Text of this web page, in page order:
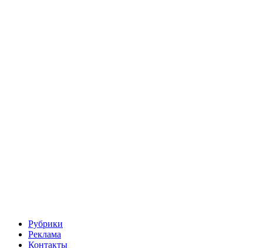
Рубрики
Реклама
Контакты